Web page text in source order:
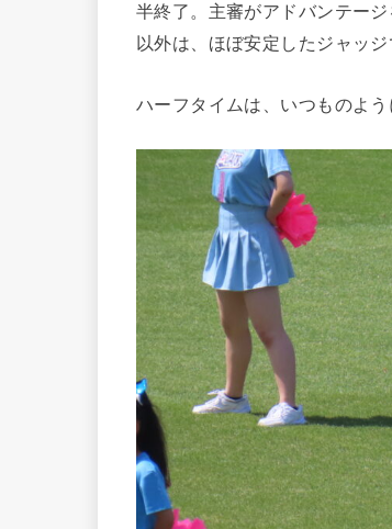
半終了。主審がアドバンテー
以外は、ほぼ安定したジャッ
ハーフタイムは、いつものよ